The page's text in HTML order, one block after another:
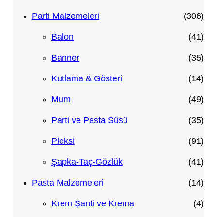
n
ü
n
r
ü
n
5
ü
r
ü
n
Parti Malzemeleri 3063
0
6
ü
r
ü
n
Balon 414
1
ü
r
ü
n
Banner 353
5
ü
r
ü
n
Kutlama & Gösteri 141
4
ü
r
ü
n
Mum 494
9
ü
r
ü
n
Parti ve Pasta Süsü 353
5
ü
r
ü
Pleksi 919
1
ü
r
Şapka-Taç-Gözlük 414
1
ü
Pasta Malzemeleri 141
4
Krem Şanti ve Krema 44